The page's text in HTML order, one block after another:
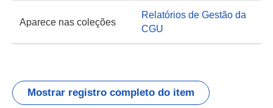
Aparece nas coleções
Relatórios de Gestão da
CGU
Mostrar registro completo do item